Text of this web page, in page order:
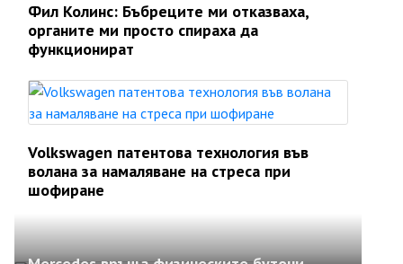
Фил Колинс: Бъбреците ми отказваха,
органите ми просто спираха да
функционират
Volkswagen патентова технология във
волана за намаляване на стреса при
шофиране